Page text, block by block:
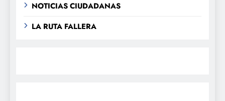
NOTICIAS CIUDADANAS
LA RUTA FALLERA